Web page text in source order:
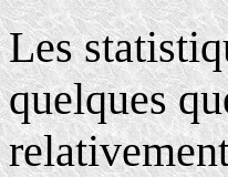
Les
quelques